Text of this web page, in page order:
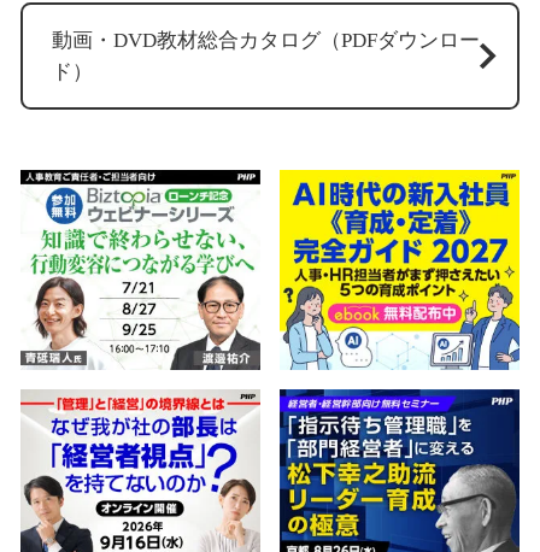
動画・DVD教材総合カタログ（PDFダウンロー
ド）